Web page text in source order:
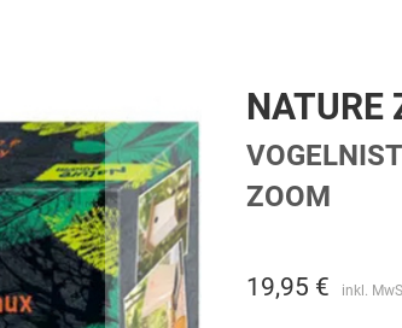
NATURE
ZOOM
19,95 € inkl.